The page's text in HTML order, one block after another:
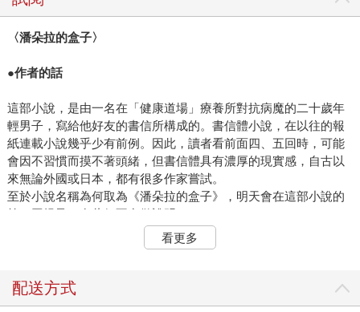
〈潘朵拉的盒子〉
●作者的話
這部小說，是由一名在「健康道場」療養所對抗病魔的二十歲年
輕男子，寫給他好友的書信所構成的。書信體小說，在以往的報
紙連載小說幾乎少有前例。因此，讀者看前面四、五回時，可能
會因不習慣而摸不著頭緒，但書信體具有濃厚的現實感，自古以
來無論外國或日本，都有很多作家嘗試。
至於小說名稱為何取為《潘朵拉的盒子》，明天會在這部小說的
第一回提及，在此便不多做說明。
開場白如此冷淡委實很不應該，但如此冷淡打招呼的男人寫的小
說，可是意外精彩有趣喔。
（昭和二十年秋，作者於《河北新報》連載之際寫給讀者的話）
看更多
配送方式